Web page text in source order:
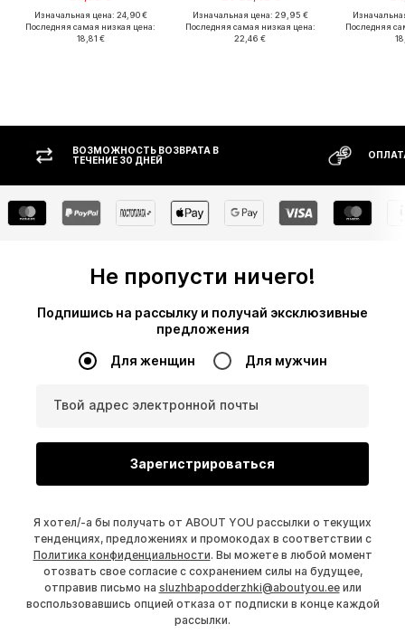
Изначальная цена: 24,90 €
Последняя самая низкая цена:
18,81 €
Изначальная цена: 29,95 €
Последняя самая низкая цена:
22,46 €
Последняя
ВОЗМОЖНОСТЬ ВОЗВРАТА В
ТЕЧЕНИЕ 30 ДНЕЙ
Не пропусти ничего!
Подпишись на рассылку и получай эксклюзивные
предложения
Для женщин Для мужчин
Твой адрес электронной почты
Зарегистрироваться
Я хотел/-а бы получать от ABOUT YOU рассылки о текущих
тенденциях, предложениях и промокодах в соответствии с
Политика конфиденциальности. Вы можете в любой момент
отозвать свое согласие с сохранением силы на будущее,
отправив письмо на sluzhbapodderzhki@aboutyou.eeили
воспользовавшись опцией отказа от подписки в конце каждой
рассылки.